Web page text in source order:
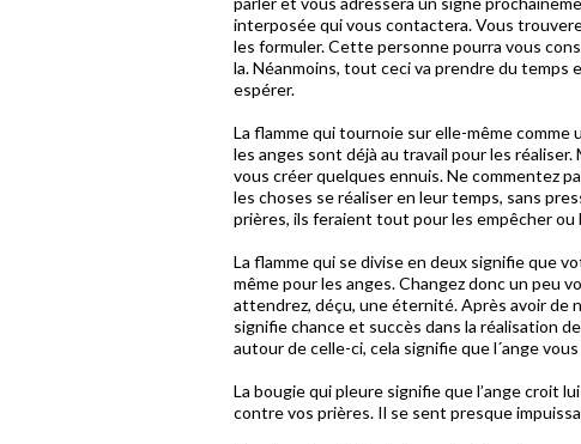
interposée qui vous contactera. Vous
les formuler. Cette personne pourra vous
la. Néanmoins, tout ceci va prendre du
espérer.
La flamme qui tournoie sur elle-même
les anges sont déjà au travail pour les
vous créer quelques ennuis. Ne commentez
les choses se réaliser en leur temps, sans
prières, ils feraient tout pour les empêcher ou
La flamme qui se divise en deux signifie que
même pour les anges. Changez donc un peu
attendrez, déçu, une éternité. Après avoir de
signifie chance et succès dans la réalisation
autour de celle-ci, cela signifie que l´ange
La bougie qui pleure signifie que l’ange croit
contre vos prières. Il se sent presque